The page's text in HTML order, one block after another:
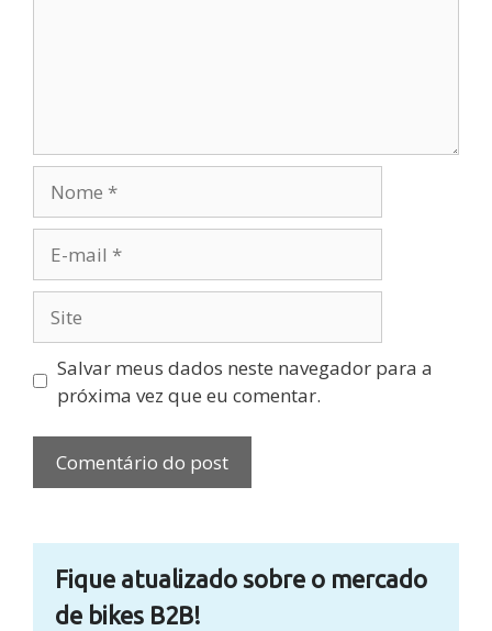
mail
Salvar meus dados neste navegador para a
próxima vez que eu comentar.
Fique atualizado sobre o mercado
de bikes B2B!